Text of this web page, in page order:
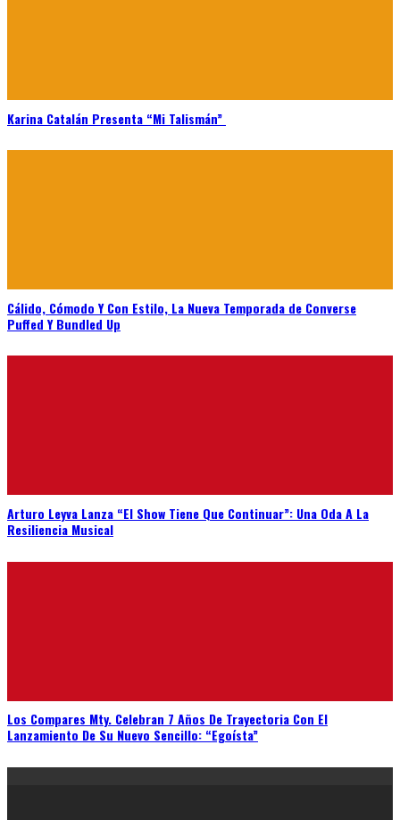
Karina Catalán Presenta “Mi Talismán”
Cálido, Cómodo Y Con Estilo, La Nueva Temporada de Converse
Puffed Y Bundled Up
Arturo Leyva Lanza “El Show Tiene Que Continuar”: Una Oda A La
Resiliencia Musical
Los Compares Mty. Celebran 7 Años De Trayectoria Con El
Lanzamiento De Su Nuevo Sencillo: “Egoísta”